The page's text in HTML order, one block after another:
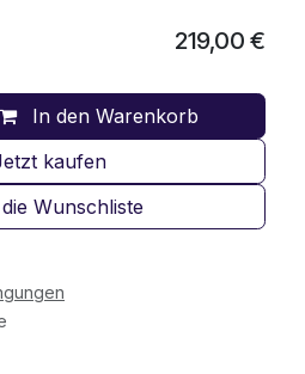
In den Warenkorb
kaufen
Wunschliste
219,00 €